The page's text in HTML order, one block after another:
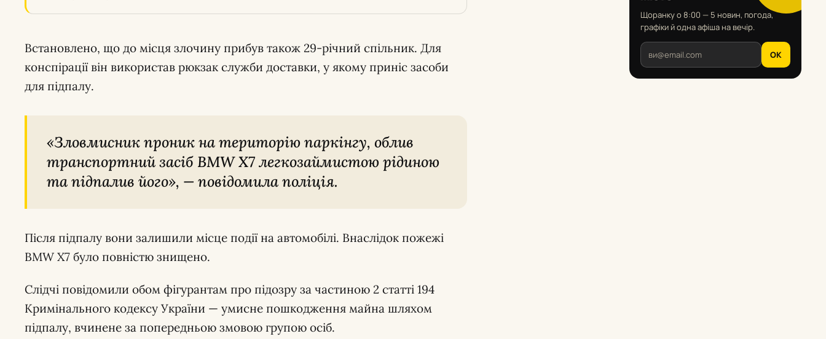
Встановлено, що до місця злочину прибув також 29-річний спільник. Для
конспірації він використав рюкзак служби доставки, у якому приніс засоби
для підпалу.
«Зловмисник проник на територію паркінгу, облив
транспортний засіб BMW X7 легкозаймистою рідиною
та підпалив його», — повідомила поліція.
Після підпалу вони залишили місце події на автомобілі. Внаслідок пожежі
BMW X7 було повністю знищено.
Слідчі повідомили обом фігурантам про підозру за частиною 2 статті 194
Кримінального кодексу України — умисне пошкодження майна шляхом
підпалу, вчинене за попередньою змовою групою осіб.
Щоранку о 8:00 — 5 новин, погода,
графіки й одна афіша на вечір.
OK